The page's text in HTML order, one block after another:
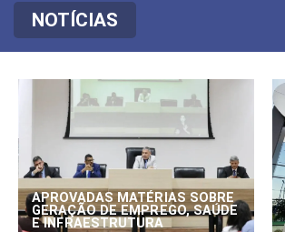
NOTÍCIAS
APROVADAS MATÉRIAS SOBRE
GERAÇÃO DE EMPREGO, SAÚDE
E INFRAESTRUTURA